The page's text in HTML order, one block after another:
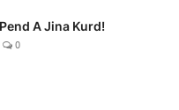
A Jina Kurd!
0